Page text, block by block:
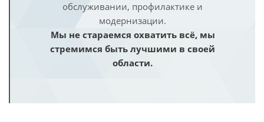
обслуживании, профилактике и
модернизации.
Мы не стараемся охватить всё, мы
стремимся быть лучшими в своей
области.